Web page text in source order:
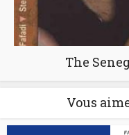
The
Vous